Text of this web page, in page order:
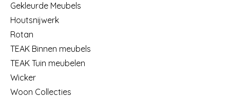
Gekleurde Meubels
Houtsnijwerk
Rotan
TEAK Binnen meubels
TEAK Tuin meubelen
Wicker
Woon Collecties